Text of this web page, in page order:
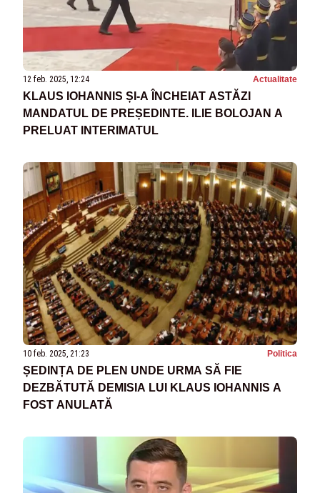
12 feb. 2025, 12:24 Actualitate
KLAUS IOHANNIS ȘI-A ÎNCHEIAT ASTĂZI
MANDATUL DE PREȘEDINTE. ILIE BOLOJAN A
PRELUAT INTERIMATUL
10 feb. 2025, 21:23 Politica
ȘEDINȚA DE PLEN UNDE URMA SĂ FIE
DEZBĂTUTĂ DEMISIA LUI KLAUS IOHANNIS A
FOST ANULATĂ